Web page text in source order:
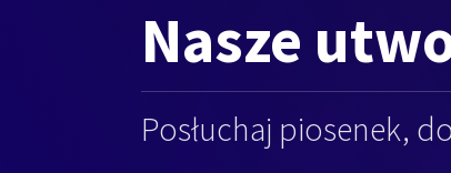
Nasze
Posłuchaj piosenek,